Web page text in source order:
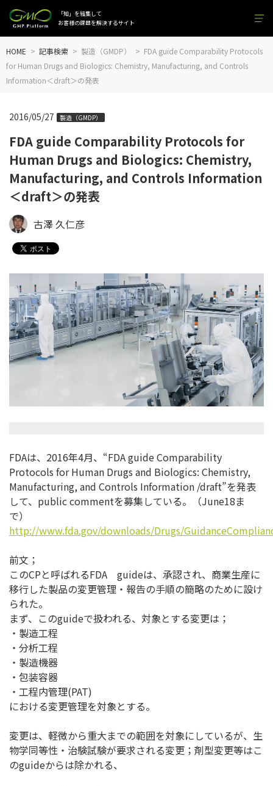
「知」を結集して
お客様の課題を解決するサイト
HOME 記事検索 製造（GMDP）
FDA guide Comparability Protocols
for Human Drugs and Biologics: Chemistry, Manufacturing, and Controls
Information＜draft＞の発表
FDA guide Comparability Protocols for
Human Drugs and Biologics: Chemistry,
Manufacturing, and Controls Information
＜draft＞の発表
2016/05/27 製造（GMDP）
古澤 久仁彦
FDAは、2016年4月、“FDA guide Comparability
Protocols for Human Drugs and Biologics: Chemistry,
Manufacturing, and Controls Information /draft”を発表
して、public commentを募集している。（June18ま
で）
http://www.fda.gov/downloads/Drugs/
前文；
このCPと呼ばれるFDA guideは、承認され、商業生産に
移行した製品の変更管理・報告の手順の簡略のために設け
られた。
まず、このguideで扱われる、対象とする変更は；
・製造工程
・分析工程
・製造機器
・包装容器
・工程内管理(PAT)
における変更管理を対象とする。
変更は、軽微から重大までの範囲を対象にしているが、生
物学同等性・治験試験が要求される変更；剤型変更等はこ
のguideからは除かれる、